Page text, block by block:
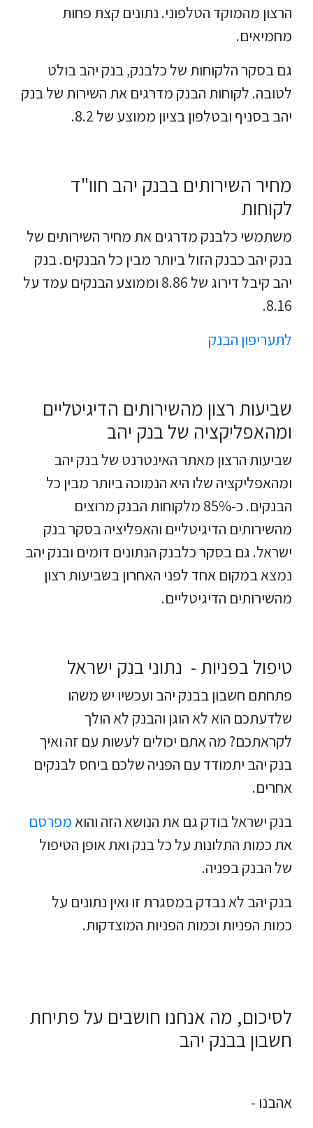
הרצון מהמוקד הטלפוני. נתונים קצת פחות
מחמיאים.
גם בסקר הלקוחות של כלבנק, בנק יהב בולט
לטובה. לקוחות הבנק מדרגים את השירות של בנק
יהב בסניף ובטלפון בציון ממוצע של 8.2.
מחיר השירותים בבנק יהב חוו"ד
לקוחות
משתמשי כלבנק מדרגים את מחיר השירותים של
בנק יהב כבנק הזול ביותר מבין כל הבנקים. בנק
יהב קיבל דירוג של 8.86 וממוצע הבנקים עמד על
8.16.
לתעריפון הבנק
שביעות רצון מהשירותים הדיגיטליים
ומהאפליקציה של בנק יהב
שביעות הרצון מאתר האינטרנט של בנק יהב
ומהאפליקציה שלו היא הנמוכה ביותר מבין כל
הבנקים. כ-85% מלקוחות הבנק מרוצים
מהשירותים הדיגיטליים והאפליציה בסקר בנק
ישראל. גם בסקר כלבנק הנתונים דומים ובנק יהב
נמצא במקום אחד לפני האחרון בשביעות רצון
מהשירותים הדיגיטליים.
טיפול בפניות - נתוני בנק ישראל
פתחתם חשבון בבנק יהב ועכשיו יש משהו
שלדעתכם הוא לא הוגן והבנק לא הולך
לקראתכם? מה אתם יכולים לעשות עם זה ואיך
בנק יהב יתמודד עם הפניה שלכם ביחס לבנקים
אחרים.
בנק ישראל בודק גם את הנושא הזה והואמפרסם
את כמות התלונות על כל בנק ואת אופן הטיפול
של הבנק בפניה.
בנק יהב לא נבדק במסגרת זו ואין נתונים על
כמות הפניות וכמות הפניות המוצדקות.
לסיכום, מה אנחנו חושבים על פתיחת
חשבון בבנק יהב
אהבנו -